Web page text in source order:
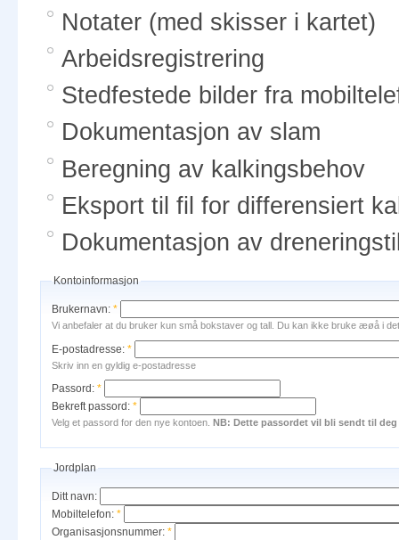
Notater (med skisser i kartet)
Arbeidsregistrering
Stedfestede bilder fra
Dokumentasjon av slam
Beregning av kalkingsbehov
Eksport til fil for differensiert
Dokumentasjon av
Kontoinformasjon
Brukernavn: *
Vi anbefaler at du bruker kun små bokstaver og tall. Du kan ikke bruke æøå i
E-postadresse: *
Skriv inn en gyldig e-postadresse
Passord: *
Bekreft passord: *
Velg et passord for den nye kontoen. NB: Dette passordet vil bli sendt til
Jordplan
Ditt navn:
Mobiltelefon: *
Organisasjonsnummer: *